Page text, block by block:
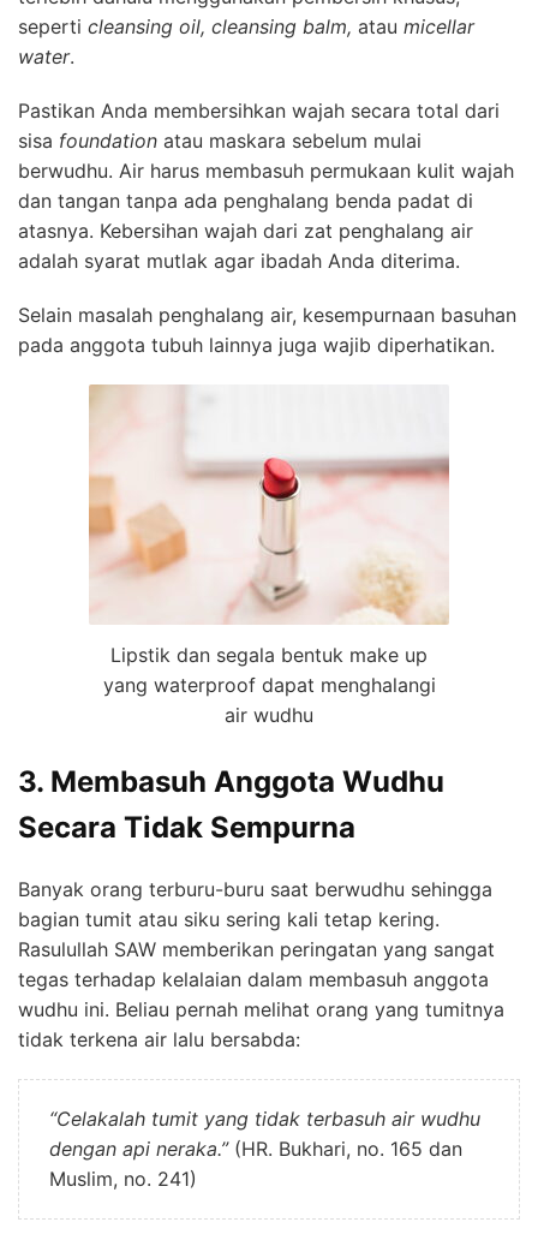
seperti cleansing oil, cleansing balm, atau micellar
water.
Pastikan Anda membersihkan wajah secara total dari
sisa foundation atau maskara sebelum mulai
berwudhu. Air harus membasuh permukaan kulit wajah
dan tangan tanpa ada penghalang benda padat di
atasnya. Kebersihan wajah dari zat penghalang air
adalah syarat mutlak agar ibadah Anda diterima.
Selain masalah penghalang air, kesempurnaan basuhan
pada anggota tubuh lainnya juga wajib diperhatikan.
Lipstik dan segala bentuk make up
yang waterproof dapat menghalangi
air wudhu
3. Membasuh Anggota Wudhu
Secara Tidak Sempurna
Banyak orang terburu-buru saat berwudhu sehingga
bagian tumit atau siku sering kali tetap kering.
Rasulullah SAW memberikan peringatan yang sangat
tegas terhadap kelalaian dalam membasuh anggota
wudhu ini. Beliau pernah melihat orang yang tumitnya
tidak terkena air lalu bersabda:
“Celakalah tumit yang tidak terbasuh air wudhu
dengan api neraka.” (HR. Bukhari, no. 165 dan
Muslim, no. 241)